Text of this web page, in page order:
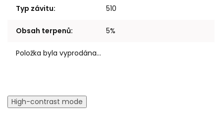
Typ závitu: 510
Obsah terpenů: 5%
Položka byla vyprodána…
High-contrast mode